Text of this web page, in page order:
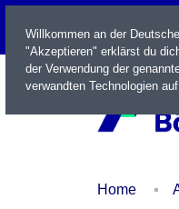
Home
Willkommen an der
"Akzeptieren" erklärst du
der Verwendung der
verwandten Technologien